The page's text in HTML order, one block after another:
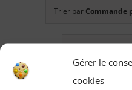
Gérer le
cookies
Trier par Commande
Montrer24